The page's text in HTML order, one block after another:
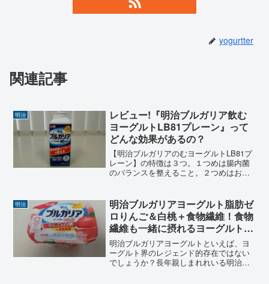
yogurtter
関連記事
明治
レビュー!『明治ブルガリア飲む
ヨーグルトLB81プレーン』って
どんな効果があるの？
【明治ブルガリアのむヨーグルトLB81プ
レーン】の特徴は３つ。１つめは腸内菌
のバランスを整えること。２つめはおな
リンクであること。これら３つの特徴は
どんな効果をもたらすのか？気になる点
もレビュー！
明治
明治ブルガリアヨーグルト脂肪ゼ
ロりんご＆白桃＋食物繊維！食物
繊維も一緒に摂れるヨーグルトの
お味は？
明治ブルガリアヨーグルトといえば、ヨ
ーグルト界のレジェンド的存在ではない
でしょうか？長年親しまれれいる明治ブ